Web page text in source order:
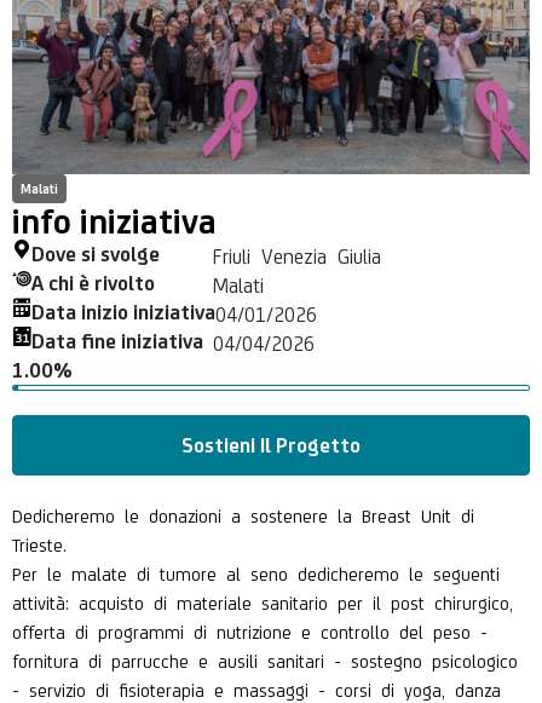
Malati
info iniziativa
Dove si svolge Friuli Venezia Giulia
A chi è rivolto Malati
Data inizio iniziativa04/01/2026
Data fine iniziativa 04/04/2026
1.00%
Sostieni Il Progetto
Dedicheremo le donazioni a sostenere la Breast Unit di
Trieste.
Per le malate di tumore al seno dedicheremo le seguenti
attività: acquisto di materiale sanitario per il post chirurgico,
offerta di programmi di nutrizione e controllo del peso -
fornitura di parrucche e ausili sanitari - sostegno psicologico
- servizio di fisioterapia e massaggi - corsi di yoga, danza